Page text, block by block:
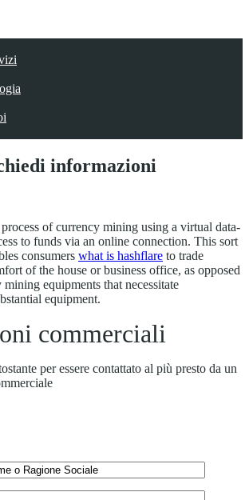
informazioni
of currency mining using a virtual data-
to funds via an online connection. This sort
consumers what is hashflare to trade
of the house or business office, as opposed
equipments that necessitate
equipment.
commerciali
per essere contattato al più presto da un